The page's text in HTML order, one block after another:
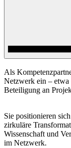
Als
Netzwerk ein – etwa
Beteiligung an
Sie positionieren
zirkuläre
Wissenschaft und
im Netzwerk.